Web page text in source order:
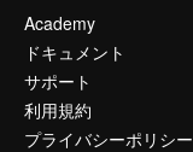
Academy
ドキュメント
サポート
利用規約
プライバシーポリシー